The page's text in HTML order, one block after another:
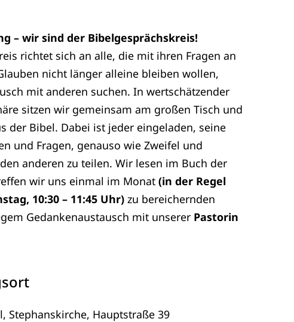
– wir sind der Bibelgesprächskreis!
richtet sich an alle, die mit ihren Fragen an
nicht länger alleine bleiben wollen,
mit anderen suchen. In wertschätzender
sitzen wir gemeinsam am großen Tisch und
der Bibel. Dabei ist jeder eingeladen, seine
und Fragen, genauso wie Zweifel und
anderen zu teilen. Wir lesen im Buch der
wir uns einmal im Monat (in der Regel
10:30 – 11:45 Uhr)zu bereichernden
Gedankenaustausch mit unserer Pastorin
Stephanskirche, Hauptstraße 39